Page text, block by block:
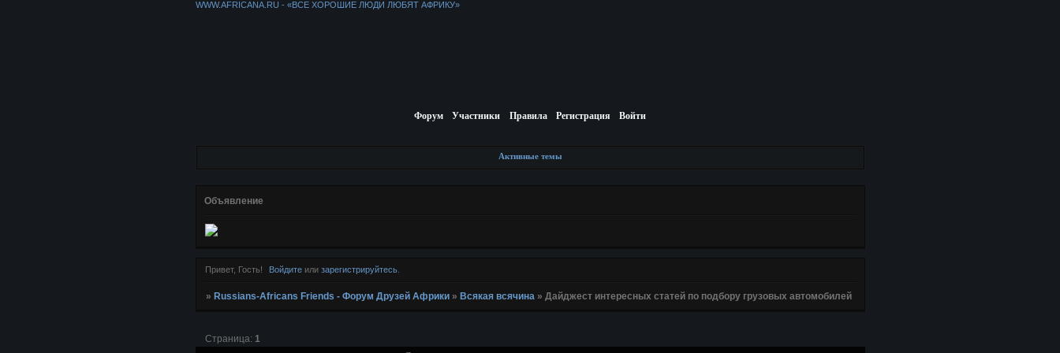
WWW.AFRICANA.RU - «ВСЕ ХОРОШИЕ ЛЮДИ ЛЮБЯТ АФРИКУ»
Форум Участники Правила Регистрация Войти
Активные темы
Объявление
Привет, Гость! Войдите или зарегистрируйтесь
» Russians-Africans Friends - Форум Друзей Африки » Всякая всячина » Дайджест интересных статей по подбору грузовых автомобилей
Страница: 1